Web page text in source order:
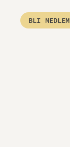
BLI MEDLEM